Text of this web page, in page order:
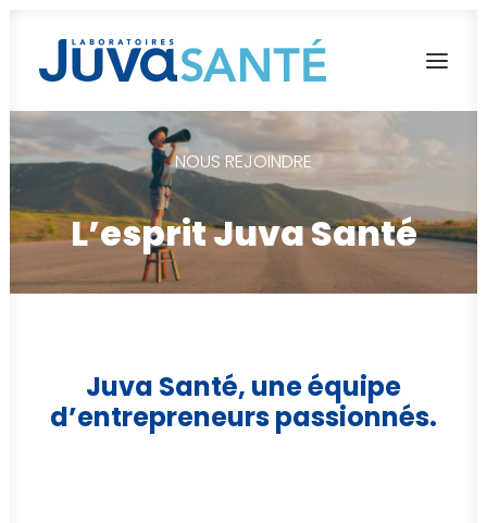
L’AVENTURE JUVA SANTÉ
NOS MARQUES
NOS ENGAGEMENTS
NOUS REJOINDRE
English
NOUS REJOINDRE
L’esprit Juva Santé
Juva Santé, une équipe
d’entrepreneurs passionnés.